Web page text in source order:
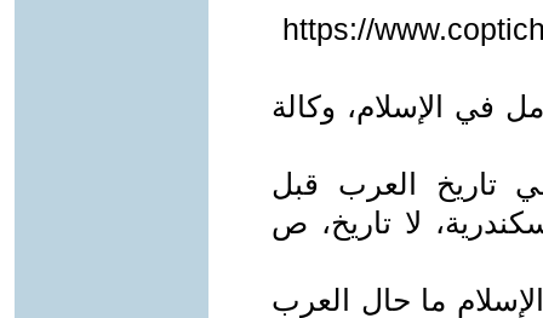
https://
في الإسلام، وكالة
تاريخ العرب قبل
لا تاريخ، ص
ما حال العرب